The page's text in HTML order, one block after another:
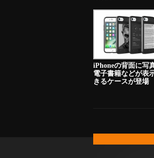
iPhoneの背面に写
電子書籍などが表
きるケースが登場